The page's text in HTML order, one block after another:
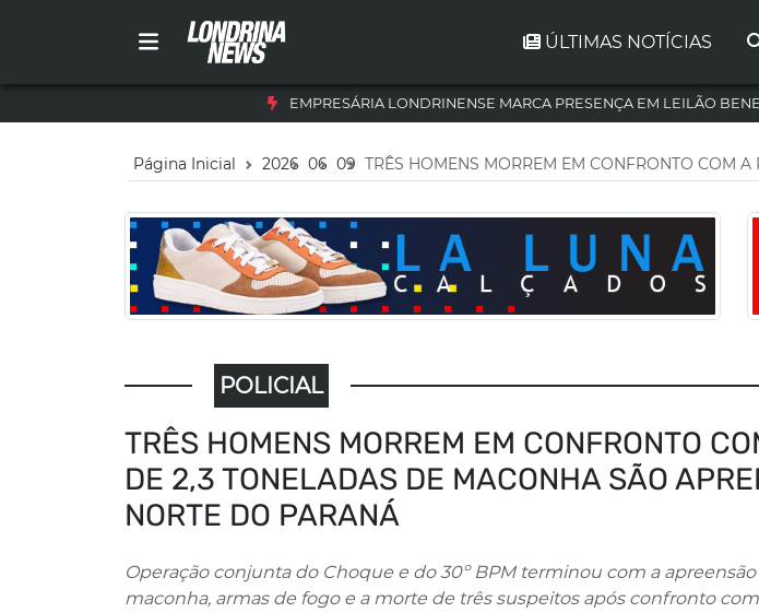
ÚLTIMAS NOTÍCIAS
EMPRESÁRIA LONDRINENSE MARCA PRESENÇA EM LEILÃO
Página Inicial 2026 06 09 TRÊS HOMENS MORREM EM CONFRONTO COM
POLICIAL
TRÊS HOMENS MORREM EM CONFRONTO
DE 2,3 TONELADAS DE MACONHA SÃO
NORTE DO PARANÁ
Operação conjunta do Choque e do 30º BPM terminou com a
maconha, armas de fogo e a morte de três suspeitos após confronto